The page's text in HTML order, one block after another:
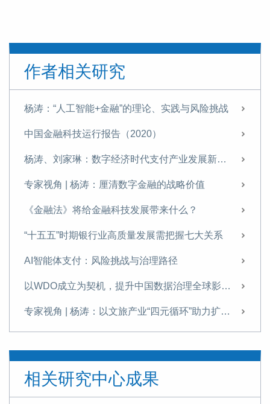
作者相关研究
杨涛：“人工智能+金融”的理论、实践与风险挑战
中国金融科技运行报告（2020）
杨涛、刘家琳：数字经济时代支付产业发展新特征
专家视角 | 杨涛：厘清数字金融的战略价值
《金融法》将给金融科技发展带来什么？
“十五五”时期银行业高质量发展需把握七大关系
AI智能体支付：风险挑战与治理路径
以WDO成立为契机，提升中国数据治理全球影响力
专家视角 | 杨涛：以文旅产业“四元循环”助力扩内需
提升科技金融的精准性与适配性
相关研究中心成果